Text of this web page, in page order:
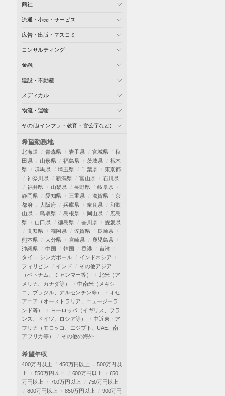
商社
流通・小売・サービス
広告・出版・マスコミ
コンサルティング
金融
建設・不動産
メディカル
物流・運輸
その他(インフラ・教育・官公庁など)
希望勤務地
北海道 青森県 岩手県 宮城県
秋
田県
山形県 福島県 茨城県
栃木
県
群馬県 埼玉県 千葉県
東京都
神奈川県
新潟県 富山県
石川県
福井県
山梨県 長野県
岐阜県
静岡県
愛知県 三重県 滋賀県
京
都府
大阪府 兵庫県 奈良県
和歌
山県
鳥取県 島根県 岡山県
広島
県
山口県 徳島県 香川県
愛媛県
高知県
福岡県 佐賀県
長崎県
熊本県
大分県 宮崎県
鹿児島県
沖縄県
中国 韓国 香港
台湾
タイ
シンガポール
インドネシア
フィリピン
インド
その他アジア
（ベトナム、ミャンマー等）
北米（ア
メリカ、カナダ等）
中南米（メキシ
コ、ブラジル、アルゼンチン等）
オセ
アニア（オーストラリア、ニュージーラ
ンド等）
ヨーロッパ（イギリス、フラ
ンス、ドイツ、ロシア等）
中近東・ア
フリカ（モロッコ、エジプト、UAE、南
アフリカ等）
その他の海外
希望年収
400万円以上 450万円以上
500万円以
上
550万円以上 600万円以上
650
万円以上
700万円以上
750万円以上
800万円以上
850万円以上
900万円